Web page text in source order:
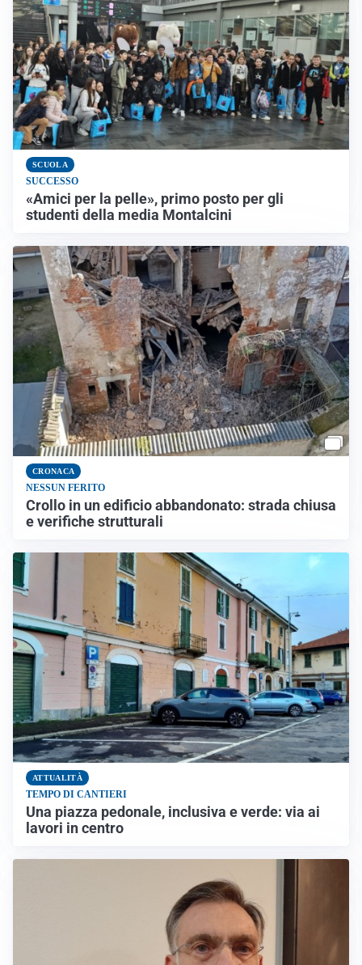
SCUOLA
SUCCESSO
«Amici per la pelle», primo posto per gli
studenti della media Montalcini
CRONACA
NESSUN FERITO
Crollo in un edificio abbandonato: strada chiusa
e verifiche strutturali
ATTUALITÀ
TEMPO DI CANTIERI
Una piazza pedonale, inclusiva e verde: via ai
lavori in centro